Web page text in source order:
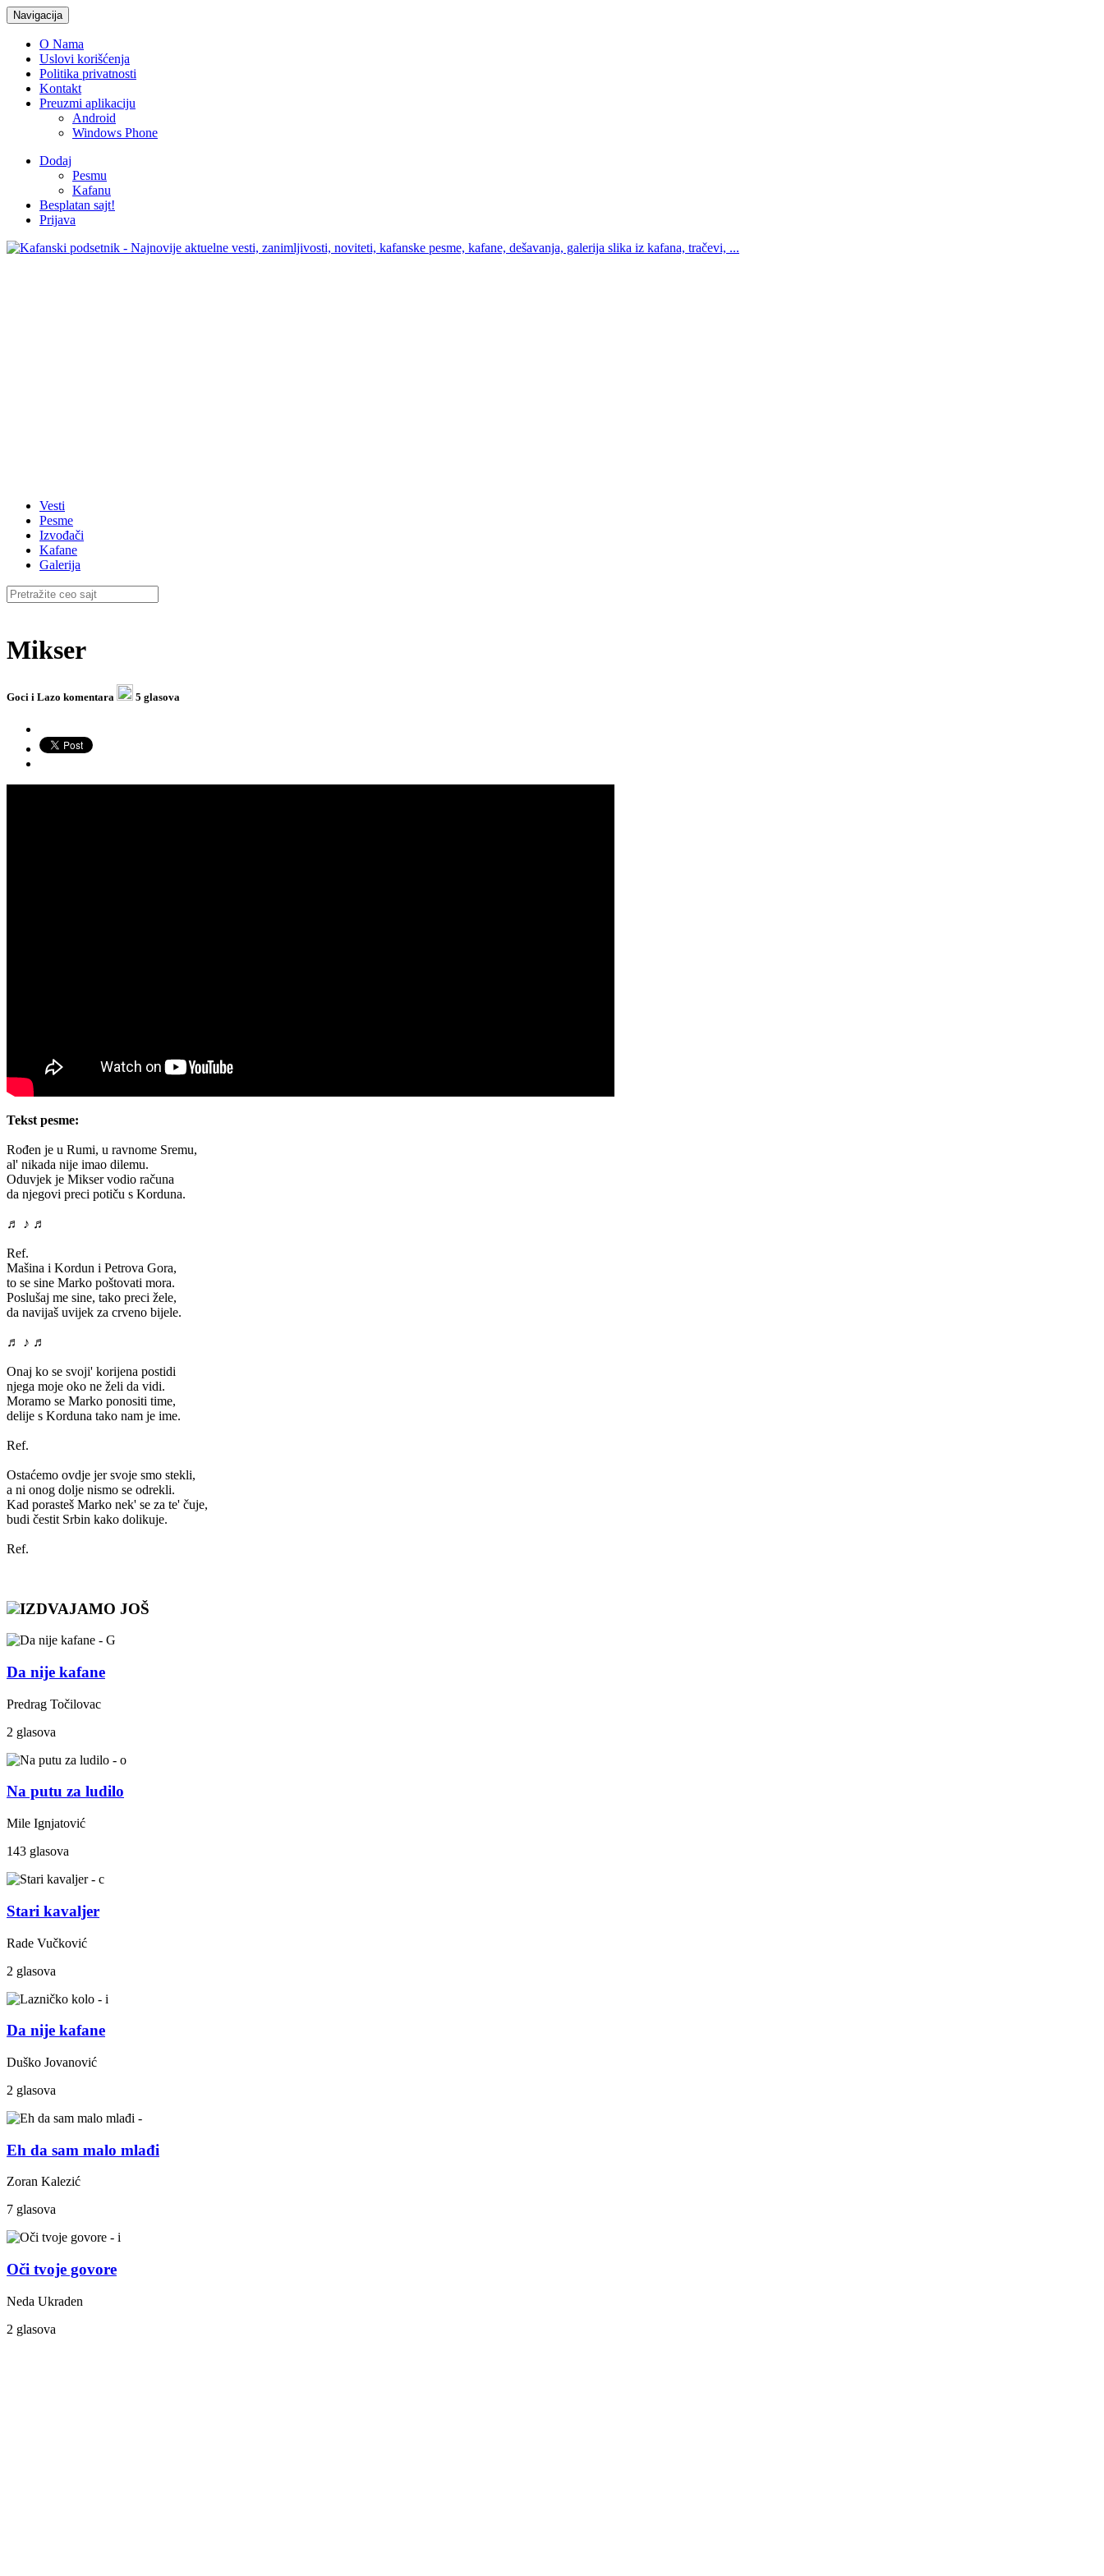
Navigacija
O Nama
Uslovi korišćenja
Politika privatnosti
Kontakt
Preuzmi aplikaciju
Android
Windows Phone
Dodaj
Pesmu
Kafanu
Besplatan sajt!
Prijava
Vesti
Pesme
Izvođači
Kafane
Galerija
Mikser
Goci i Lazo komentara 5 glasova
Tekst pesme:
Rođen je u Rumi, u ravnome Sremu,
al' nikada nije imao dilemu.
Oduvjek je Mikser vodio računa
da njegovi preci potiču s Korduna.
♬ ♪ ♬
Ref.
Mašina i Kordun i Petrova Gora,
to se sine Marko poštovati mora.
Poslušaj me sine, tako preci žele,
da navijaš uvijek za crveno bijele.
♬ ♪ ♬
Onaj ko se svoji' korijena postidi
njega moje oko ne želi da vidi.
Moramo se Marko ponositi time,
delije s Korduna tako nam je ime.
Ref.
Ostaćemo ovdje jer svoje smo stekli,
a ni onog dolje nismo se odrekli.
Kad porasteš Marko nek' se za te' čuje,
budi čestit Srbin kako dolikuje.
Ref.
IZDVAJAMO JOŠ
Da nije kafane
Predrag Točilovac
2 glasova
Na putu za ludilo
Mile Ignjatović
143 glasova
Stari kavaljer
Rade Vučković
2 glasova
Da nije kafane
Duško Jovanović
2 glasova
Eh da sam malo mlađi
Zoran Kalezić
7 glasova
Oči tvoje govore
Neda Ukraden
2 glasova